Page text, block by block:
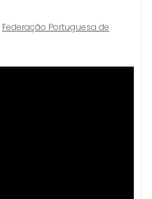
Federação Portuguesa de